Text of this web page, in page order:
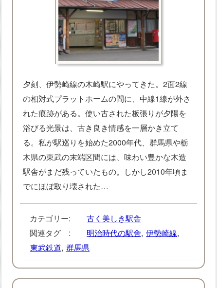
夕刻、伊勢崎線の木崎駅にやってきた。2面2線
の相対式プラットホームの間に、中線1線が外さ
れた痕跡がある。使い古された板張りが夕陽を
浴びる光景は、古き良き情感を一層かき立て
る。私が駅巡りを始めた2000年代、群馬県や栃
木県の東武の末端区間には、味わい豊かな木造
駅舎がまだ残っていたもの。しかし2010年頃ま
でにほぼ取り壊された…
カテゴリー:
古く美しき駅舎
関連タグ :
明治時代の駅舎, 伊勢崎線,
東武鉄道, 群馬県